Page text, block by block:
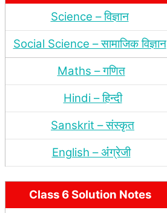
Science – विज्ञान
Social Science – सामाजिक विज्ञान
Maths – गणित
Hindi – हिन्‍दी
Sanskrit – संस्‍कृत
English – अंंग्रेजी
Class 6 Solution Notes